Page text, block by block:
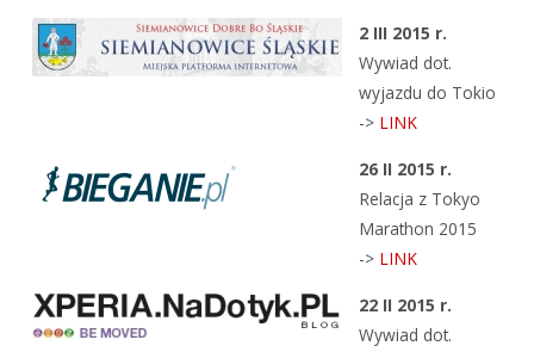
2 III 2015 r.
Wywiad dot.
wyjazdu do Tokio
-> LINK
26 II 2015 r.
Relacja z Tokyo
Marathon 2015
-> LINK
22 II 2015 r.
Wywiad dot.